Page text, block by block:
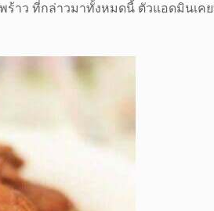
าว ที่กล่าวมาทั้งหมดนี้ ตัวแอดมินเค